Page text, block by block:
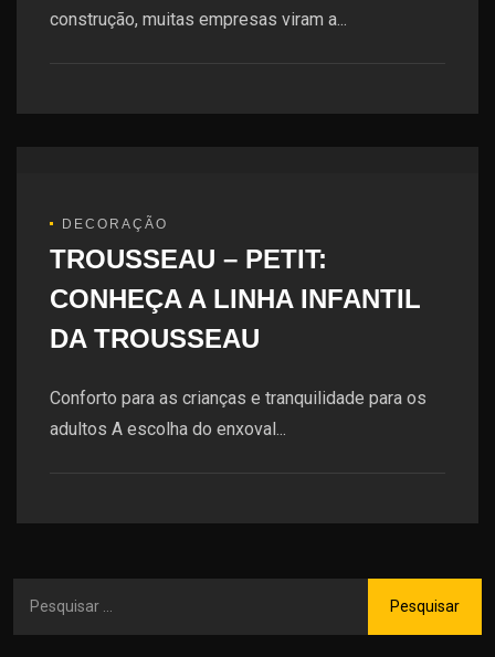
construção, muitas empresas viram a...
DECORAÇÃO
TROUSSEAU – PETIT:
CONHEÇA A LINHA INFANTIL
DA TROUSSEAU
Conforto para as crianças e tranquilidade para os
adultos A escolha do enxoval...